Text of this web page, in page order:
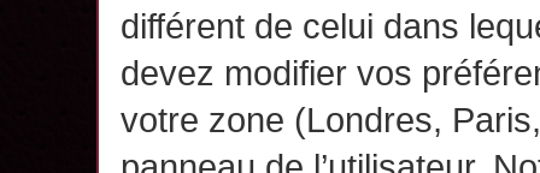
différent de celui dans
devez modifier vos
votre zone (Londres,